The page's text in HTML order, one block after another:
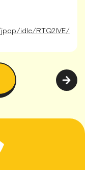
idle/RTQ2IVE/